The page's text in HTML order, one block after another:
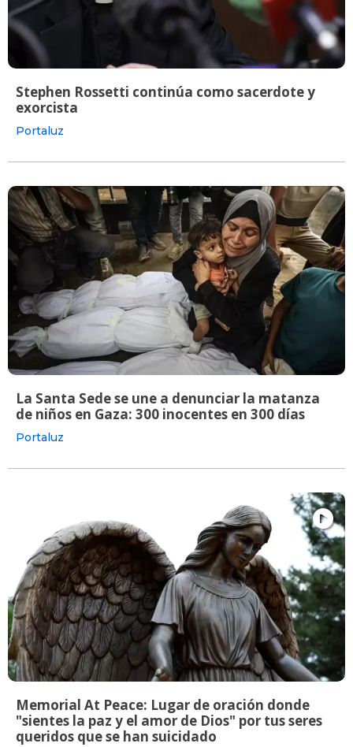
Stephen Rossetti continúa como sacerdote y
exorcista
Portaluz
La Santa Sede se une a denunciar la matanza
de niños en Gaza: 300 inocentes en 300 días
Portaluz
Memorial At Peace: Lugar de oración donde
"sientes la paz y el amor de Dios" por tus seres
queridos que se han suicidado